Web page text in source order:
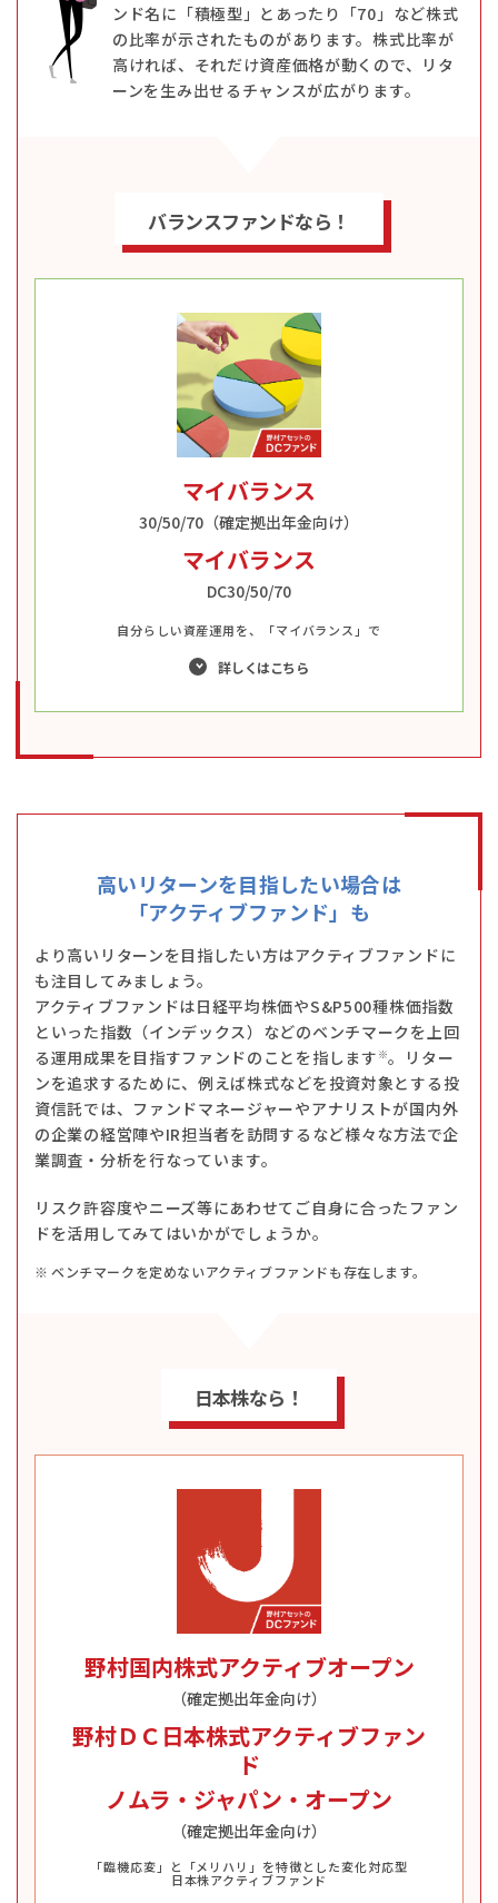
ンド名に「積極型」とあったり「70」など株式
の比率が示されたものがあります。株式比率が
高ければ、それだけ資産価格が動くので、リタ
ーンを生み出せるチャンスが広がります。
バランスファンドなら！
マイバランス
30/50/70（確定拠出年金向け）
マイバランス
DC30/50/70
自分らしい資産運用を、「マイバランス」で
詳しくはこちら
高いリターンを目指したい場合は
「アクティブファンド」も
より高いリターンを目指したい方はアクティブファンドに
も注目してみましょう。
アクティブファンドは日経平均株価やS&P500種株価指数
といった指数（インデックス）などのベンチマークを上回
る運用成果を目指すファンドのことを指します ※。リター
ンを追求するために、例えば株式などを投資対象とする投
資信託では、ファンドマネージャーやアナリストが国内外
の企業の経営陣やIR担当者を訪問するなど様々な方法で企
業調査・分析を行なっています。
リスク許容度やニーズ等にあわせてご自身に合ったファン
ドを活用してみてはいかがでしょうか。
ベンチマークを定めないアクティブファンドも存在します。
日本株なら！
野村国内株式アクティブオープン
（確定拠出年金向け）
野村ＤＣ日本株式アクティブファン
ド
ノムラ・ジャパン・オープン
（確定拠出年金向け）
「臨機応変」と「メリハリ」を特徴とした変化対応型
日本株アクティブファンド